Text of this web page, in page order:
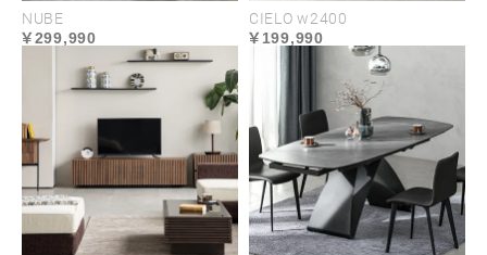
NUBE
299,990
CIELO w2400
199,990